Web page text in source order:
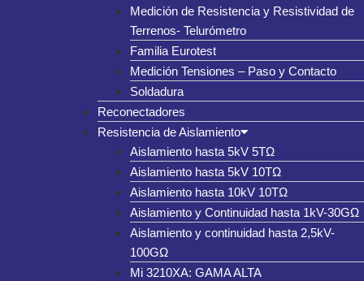
Medición de Resistencia y Resistividad de
Terrenos- Telurómetro
Familia Eurotest
Medición Tensiones – Paso y Contacto
Soldadura
Reconectadores
Resistencia de Aislamiento
Aislamiento hasta 5kV 5TΩ
Aislamiento hasta 5kV 10TΩ
Aislamiento hasta 10kV 10TΩ
Aislamiento y Continuidad hasta 1kV-30GΩ
Aislamiento y continuidad hasta 2,5kV-
100GΩ
Mi 3210XA: GAMA ALTA